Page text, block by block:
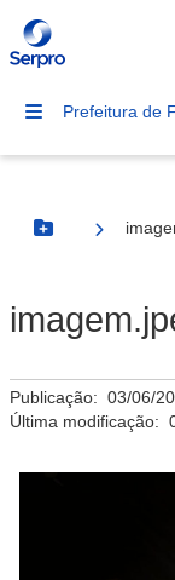
Prefeitura de
Botão Menu
Publicação: 03/06/
Última modificação: